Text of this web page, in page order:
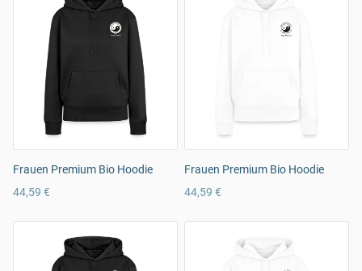
Frauen Premium Bio Hoodie
44,59 €
Frauen Premium Bio Hoodie
44,59 €